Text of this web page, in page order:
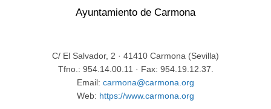
Ayuntamiento de Carmona
C/ El Salvador, 2 · 41410 Carmona (Sevilla)
Tfno.: 954.14.00.11 · Fax: 954.19.12.37.
Email: carmona@carmona.org
Web: https://www.carmona.org